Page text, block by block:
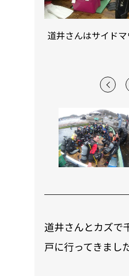
マウントで潜ります
道井さんとカズで
戸に行ってきました